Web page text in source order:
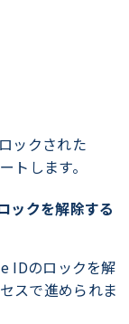
ックされた
トします。
クを解除する
IDのロックを解
スで進められま